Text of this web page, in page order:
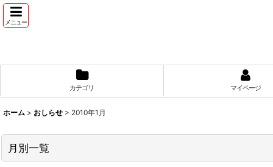
メニュー
カテゴリ マイページ
ホーム > おしらせ > 2010年1月
月別一覧